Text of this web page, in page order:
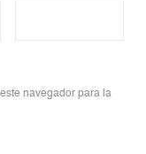
navegador para la